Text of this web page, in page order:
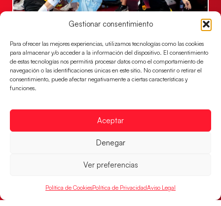
Gestionar consentimiento
Para ofrecer las mejores experiencias, utilizamos tecnologías como las cookies
para almacenar y/o acceder a la información del dispositivo. El consentimiento
de estas tecnologías nos permitirá procesar datos como el comportamiento de
navegación o las identificaciones únicas en este sitio. No consentir o retirar el
consentimiento, puede afectar negativamente a ciertas características y
funciones.
Aceptar
Denegar
Ver preferencias
Política de CookiesPolítica de PrivacidadAviso Legal
conquistar el bronce del EHF EURO 2026
Los Hispanos Juveniles buscan colgarse la presea en
el partido por el bronce del Campeonato de Europa,
mañana a las